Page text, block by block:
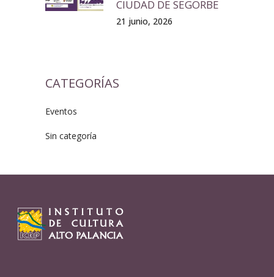
CIUDAD DE SEGORBE
21 junio, 2026
CATEGORÍAS
Eventos
Sin categoría